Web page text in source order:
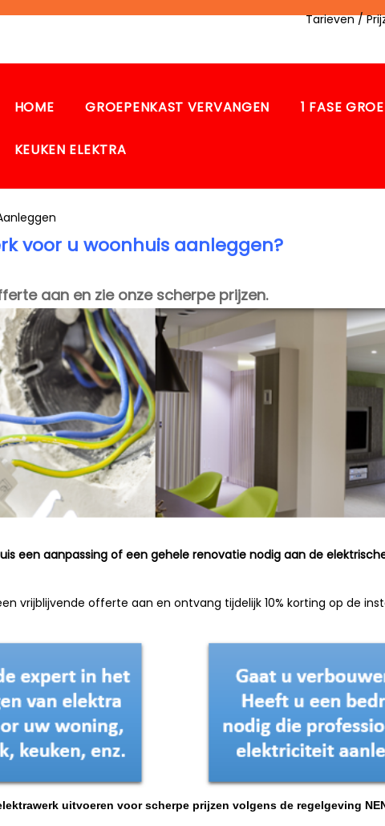
Tarieven /
HOME GROEPENKAST VERVANGEN 1 FASE
KEUKEN ELEKTRA
voor u woonhuis aanleggen?
aan en zie onze scherpe prijzen.
een aanpassing of een gehele renovatie nodig aan de
vrijblijvende offerte aan en ontvang tijdelijk 10% korting op de
uitvoeren voor scherpe prijzen volgens de regelgeving